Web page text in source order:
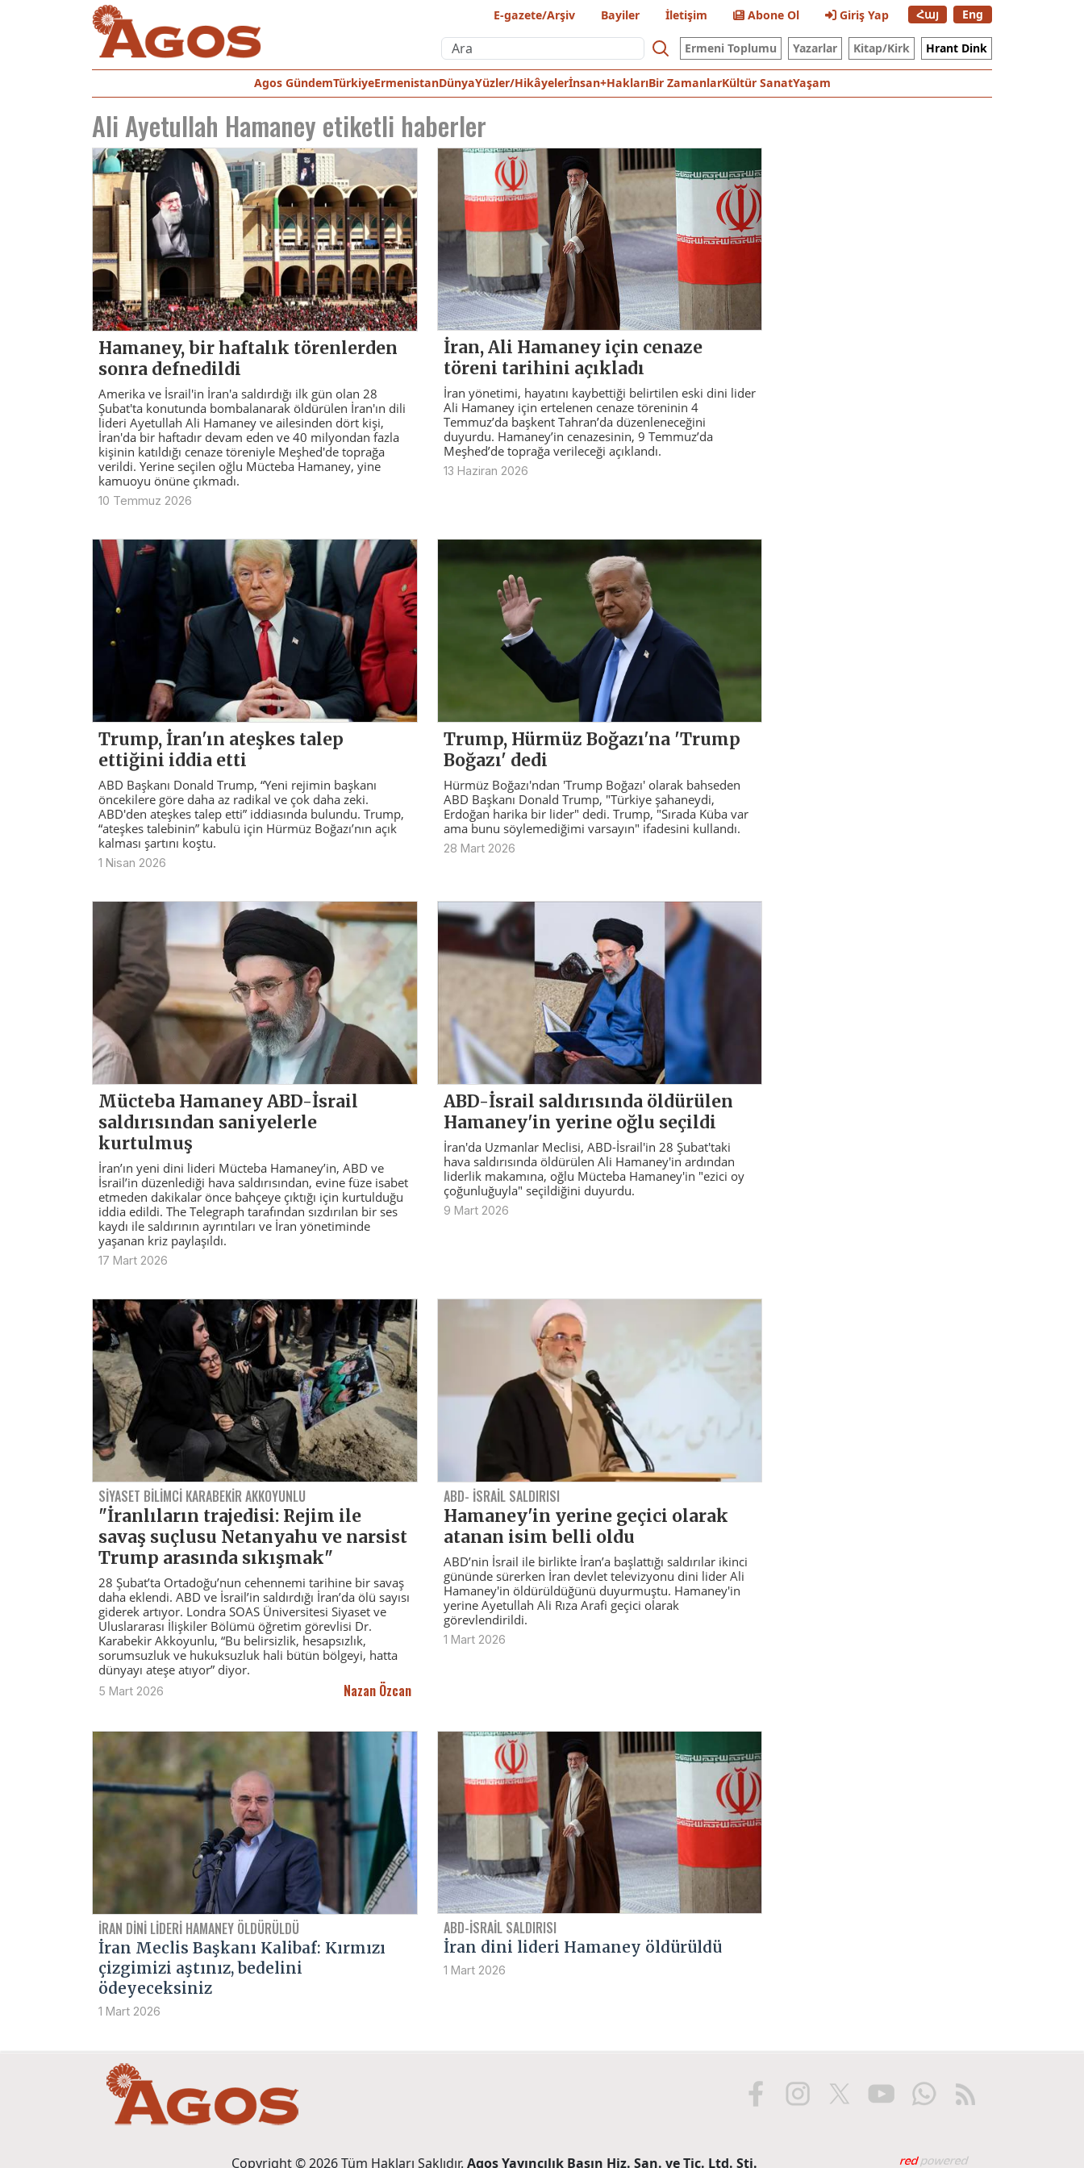
E-gazete/Arşiv Bayiler İletişim Abone Ol Giriş Yap Հայ Eng
Ermeni Toplumu Yazarlar Kitap/Kirk Hrant Dink
Agos GündemTürkiyeErmenistanDünyaYüzler/Hikâyelerİnsan+HaklarıBir ZamanlarKültür SanatYaşam
Ali Ayetullah Hamaney etiketli haberler
Hamaney, bir haftalık törenlerden
sonra defnedildi
Amerika ve İsrail'in İran'a saldırdığı ilk gün olan 28
Şubat'ta konutunda bombalanarak öldürülen İran'ın dili
lideri Ayetullah Ali Hamaney ve ailesinden dört kişi,
İran'da bir haftadır devam eden ve 40 milyondan fazla
kişinin katıldığı cenaze töreniyle Meşhed'de toprağa
verildi. Yerine seçilen oğlu Mücteba Hamaney, yine
kamuoyu önüne çıkmadı.
10 Temmuz 2026
İran, Ali Hamaney için cenaze
töreni tarihini açıkladı
İran yönetimi, hayatını kaybettiği belirtilen eski dini lider
Ali Hamaney için ertelenen cenaze töreninin 4
Temmuz’da başkent Tahran’da düzenleneceğini
duyurdu. Hamaney’in cenazesinin, 9 Temmuz’da
Meşhed’de toprağa verileceği açıklandı.
13 Haziran 2026
Trump, İran'ın ateşkes talep
ettiğini iddia etti
ABD Başkanı Donald Trump, “Yeni rejimin başkanı
öncekilere göre daha az radikal ve çok daha zeki.
ABD'den ateşkes talep etti” iddiasında bulundu. Trump,
“ateşkes talebinin” kabulü için Hürmüz Boğazı’nın açık
kalması şartını koştu.
1 Nisan 2026
Trump, Hürmüz Boğazı'na 'Trump
Boğazı' dedi
Hürmüz Boğazı'ndan 'Trump Boğazı' olarak bahseden
ABD Başkanı Donald Trump, "Türkiye şahaneydi,
Erdoğan harika bir lider" dedi. Trump, "Sırada Küba var
ama bunu söylemediğimi varsayın" ifadesini kullandı.
28 Mart 2026
Mücteba Hamaney ABD-İsrail
saldırısından saniyelerle
kurtulmuş
İran’ın yeni dini lideri Mücteba Hamaney’in, ABD ve
İsrail’in düzenlediği hava saldırısından, evine füze isabet
etmeden dakikalar önce bahçeye çıktığı için kurtulduğu
iddia edildi. The Telegraph tarafından sızdırılan bir ses
kaydı ile saldırının ayrıntıları ve İran yönetiminde
yaşanan kriz paylaşıldı.
17 Mart 2026
ABD-İsrail saldırısında öldürülen
Hamaney'in yerine oğlu seçildi
İran'da Uzmanlar Meclisi, ABD-İsrail'in 28 Şubat'taki
hava saldırısında öldürülen Ali Hamaney'in ardından
liderlik makamına, oğlu Mücteba Hamaney'in "ezici oy
çoğunluğuyla" seçildiğini duyurdu.
9 Mart 2026
SİYASET BİLİMCİ KARABEKİR AKKOYUNLU
"İranlıların trajedisi: Rejim ile
savaş suçlusu Netanyahu ve narsist
Trump arasında sıkışmak"
28 Şubat’ta Ortadoğu’nun cehennemi tarihine bir savaş
daha eklendi. ABD ve İsrail’in saldırdığı İran’da ölü sayısı
giderek artıyor. Londra SOAS Üniversitesi Siyaset ve
Uluslararası İlişkiler Bölümü öğretim görevlisi Dr.
Karabekir Akkoyunlu, “Bu belirsizlik, hesapsızlık,
sorumsuzluk ve hukuksuzluk hali bütün bölgeyi, hatta
dünyayı ateşe atıyor” diyor.
5 Mart 2026 Nazan Özcan
ABD- İSRAİL SALDIRISI
Hamaney'in yerine geçici olarak
atanan isim belli oldu
ABD’nin İsrail ile birlikte İran’a başlattığı saldırılar ikinci
gününde sürerken İran devlet televizyonu dini lider Ali
Hamaney'in öldürüldüğünü duyurmuştu. Hamaney'in
yerine Ayetullah Ali Rıza Arafi geçici olarak
görevlendirildi.
1 Mart 2026
İRAN DINI LIDERI HAMANEY ÖLDÜRÜLDÜ
İran Meclis Başkanı Kalibaf: Kırmızı
çizgimizi aştınız, bedelini
ödeyeceksiniz
1 Mart 2026
ABD-İSRAİL SALDIRISI
İran dini lideri Hamaney öldürüldü
1 Mart 2026
Copyright © 2026 Tüm Hakları Saklıdır. Agos Yayıncılık Basın Hiz. San. ve Tic. Ltd. Şti. Web tasarım: Red